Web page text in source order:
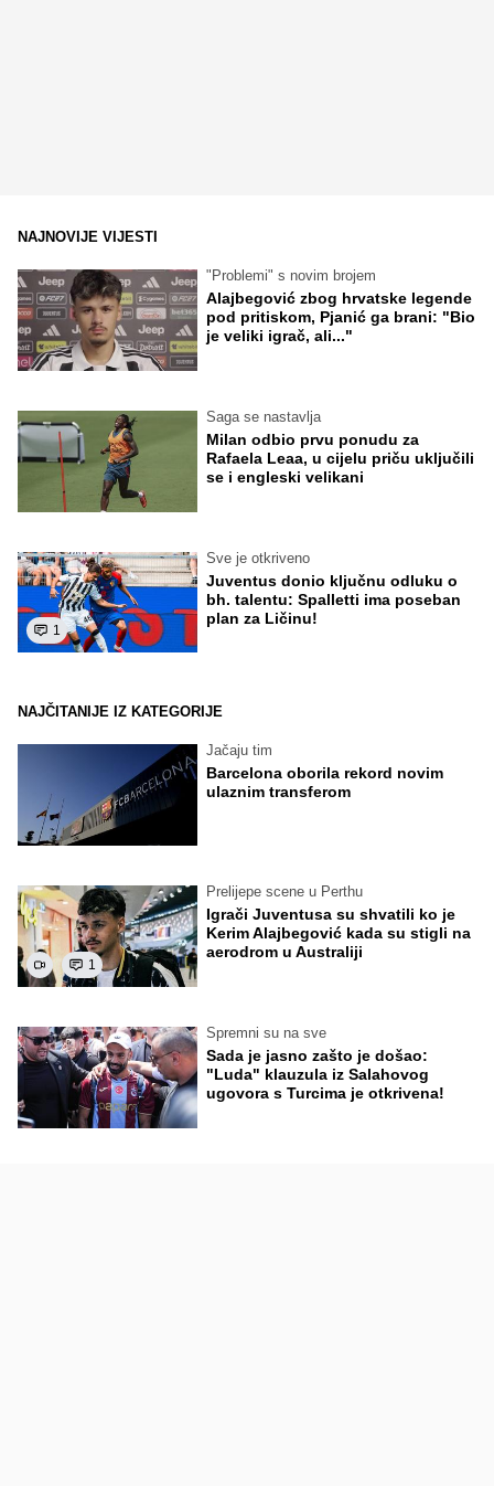
NAJNOVIJE VIJESTI
"Problemi" s novim brojem
Alajbegović zbog hrvatske legende
pod pritiskom, Pjanić ga brani: "Bio
je veliki igrač, ali..."
Saga se nastavlja
Milan odbio prvu ponudu za
Rafaela Leaa, u cijelu priču uključili
se i engleski velikani
1
Sve je otkriveno
Juventus donio ključnu odluku o
bh. talentu: Spalletti ima poseban
plan za Ličinu!
NAJČITANIJE IZ KATEGORIJE
Jačaju tim
Barcelona oborila rekord novim
ulaznim transferom
1
Prelijepe scene u Perthu
Igrači Juventusa su shvatili ko je
Kerim Alajbegović kada su stigli na
aerodrom u Australiji
Spremni su na sve
Sada je jasno zašto je došao:
"Luda" klauzula iz Salahovog
ugovora s Turcima je otkrivena!